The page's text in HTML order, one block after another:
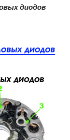
диодов